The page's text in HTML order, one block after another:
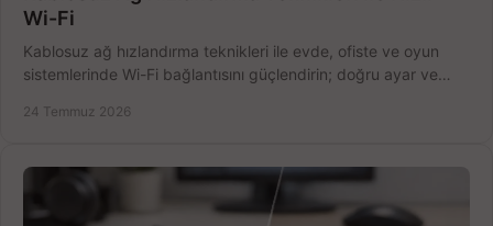
Wi-Fi
Kablosuz ağ hızlandırma teknikleri ile evde, ofiste ve oyun
sistemlerinde Wi-Fi bağlantısını güçlendirin; doğru ayar ve
24 Temmuz 2026